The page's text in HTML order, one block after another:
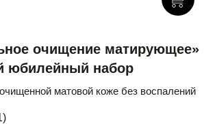
очищение матирующее»
юбилейный набор
матовой коже без воспалений